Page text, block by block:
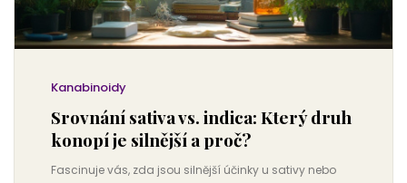
Kanabinoidy
Srovnání sativa vs. indica: Který druh
konopí je silnější a proč?
Fascinuje vás, zda jsou silnější účinky u sativy nebo